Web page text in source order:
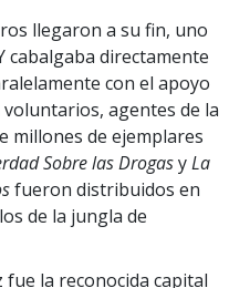
llegaron a su fin, uno
cabalgaba directamente
con el apoyo
agentes de la
millones de ejemplares
Sobre las DrogasyLa
fueron distribuidos en
de la jungla de
la reconocida capital